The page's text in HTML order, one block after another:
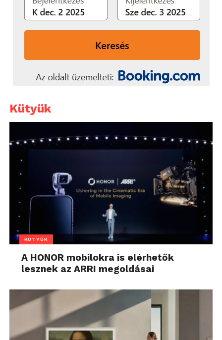
Kütyük
KÜTYÜK
A HONOR mobilokra is elérhetők
lesznek az ARRI megoldásai